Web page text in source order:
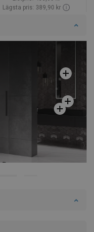
Lägsta pris: 389,90 kr